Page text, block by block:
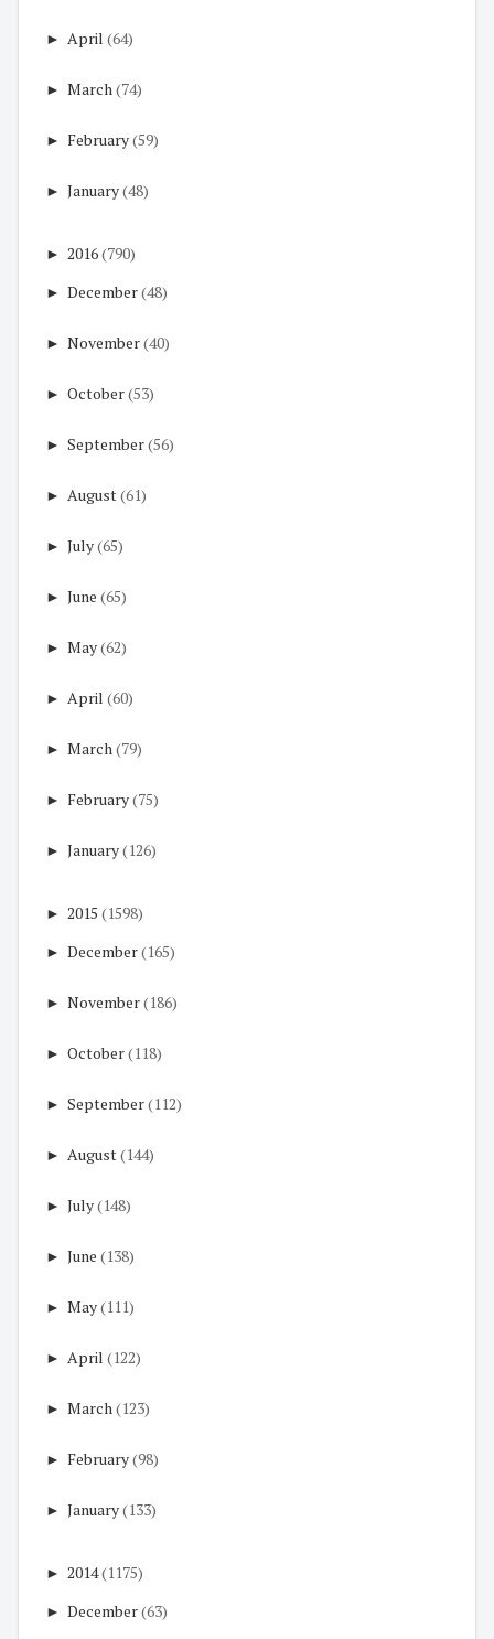
► April (64)
► March(74)
► February(59)
► January(48)
► 2016(790)
► December(48)
► November(40)
► October(53)
► September(56)
► August(61)
► July(65)
► June (65)
► May(62)
► April (60)
► March(79)
► February(75)
► January(126)
► 2015 (1598)
► December(165)
► November(186)
► October(118)
► September(112)
► August(144)
► July(148)
► June (138)
► May(111)
► April (122)
► March(123)
► February(98)
► January(133)
► 2014(1175)
► December(63)